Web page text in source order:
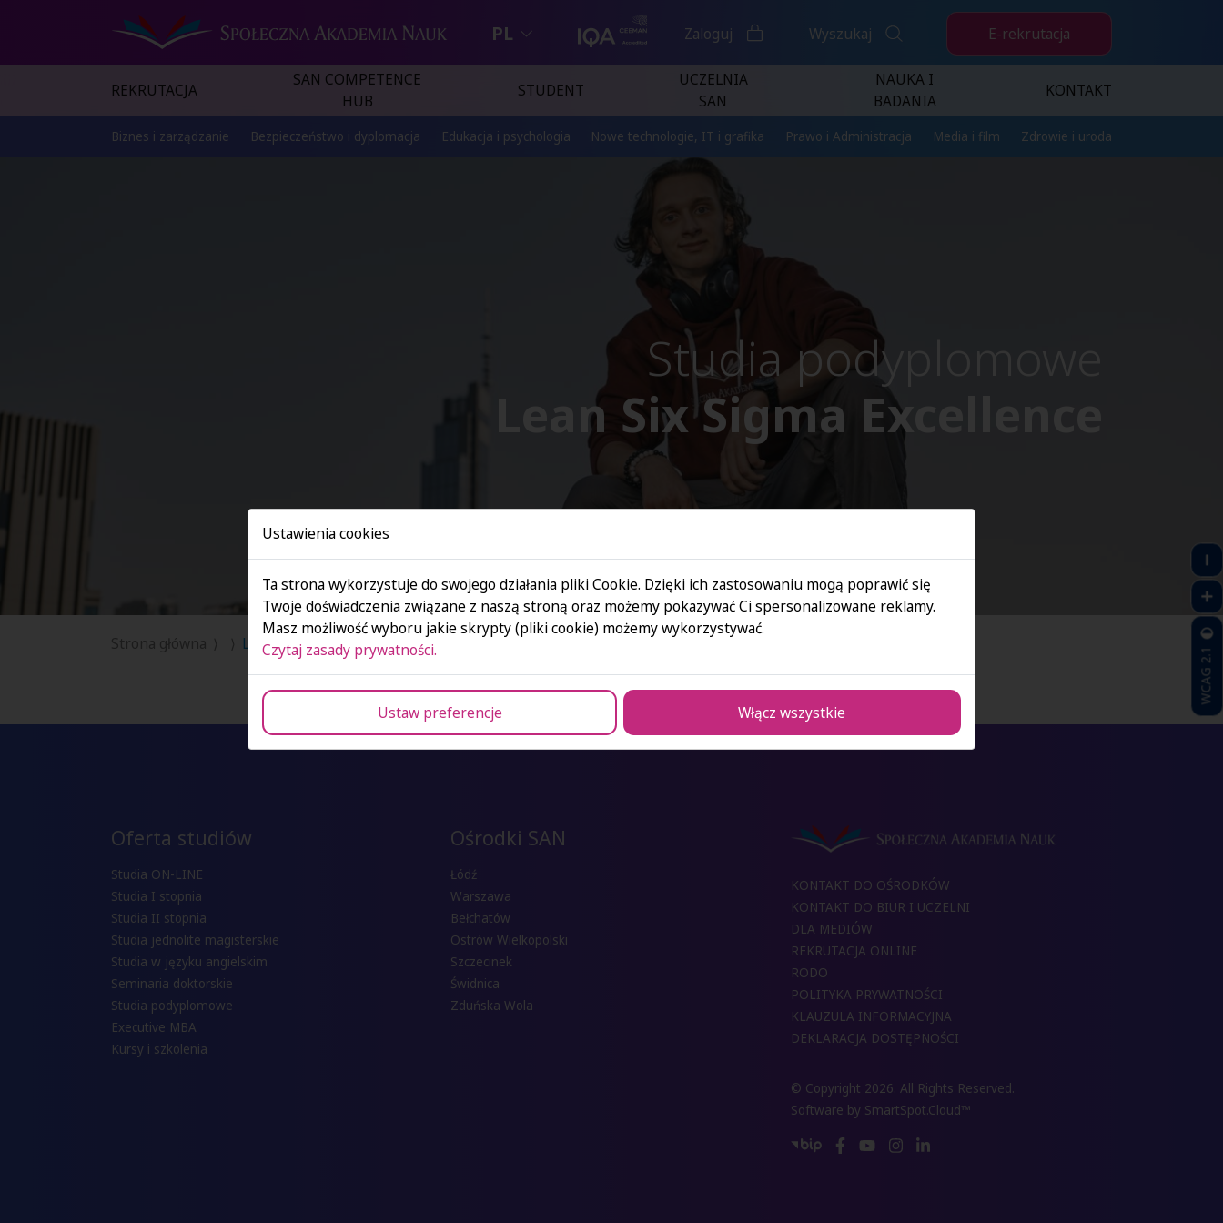
PL Zaloguj Wyszukaj E-rekrutacja
REKRUTACJA
SAN COMPETENCE
HUB
STUDENT
UCZELNIA
SAN
NAUKA I
BADANIA
KONTAKT
Biznes i zarządzanie Bezpieczeństwo i dyplomacja Edukacja i psychologia Nowe technologie, IT i grafika Prawo i Administracja Media i film Zdrowie i uroda
Studia podyplomowe
Lean Six Sigma Excellence
Strona główna Lean Six Sigma Excellence
Oferta studiów
Studia ON-LINE
Studia I stopnia
Studia II stopnia
Studia jednolite magisterskie
Studia w języku angielskim
Seminaria doktorskie
Studia podyplomowe
Executive MBA
Kursy i szkolenia
Ośrodki SAN
Łódź
Warszawa
Bełchatów
Ostrów Wielkopolski
Szczecinek
Świdnica
Zduńska Wola
KONTAKT DO OŚRODKÓW
KONTAKT DO BIUR I UCZELNI
DLA MEDIÓW
REKRUTACJA ONLINE
RODO
POLITYKA PRYWATNOŚCI
KLAUZULA INFORMACYJNA
DEKLARACJA DOSTĘPNOŚCI
© Copyright 2026. All Rights Reserved.
Software by SmartSpot.Cloud™
WCAG 2.1
Ustawienia cookies
Ta strona wykorzystuje do swojego działania pliki Cookie. Dzięki ich zastosowaniu mogą poprawić się
Twoje doświadczenia związane z naszą stroną oraz możemy pokazywać Ci spersonalizowane reklamy.
Masz możliwość wyboru jakie skrypty (pliki cookie) możemy wykorzystywać.
Czytaj zasady prywatności.
Ustaw preferencje Włącz wszystkie